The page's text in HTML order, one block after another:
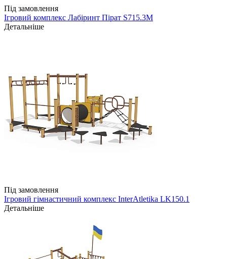
Під замовлення
Ігровий комплекс Лабіринт Пірат S715.3M
Детальніше
Під замовлення
Ігровий гімнастичний комплекс InterAtletika LK150.1
Детальніше